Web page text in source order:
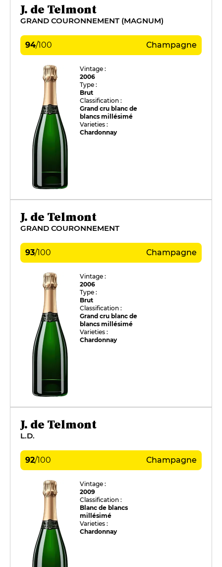
J. de Telmont
GRAND COURONNEMENT (MAGNUM)
94/100 Champagne
Vintage :
2006
Type :
Brut
Classification :
Grand cru blanc de
blancs millésimé
Varieties :
Chardonnay
J. de Telmont
GRAND COURONNEMENT
93/100 Champagne
Vintage :
2006
Type :
Brut
Classification :
Grand cru blanc de
blancs millésimé
Varieties :
Chardonnay
J. de Telmont
L.D.
92/100 Champagne
Vintage :
2009
Classification :
Blanc de blancs
millésimé
Varieties :
Chardonnay